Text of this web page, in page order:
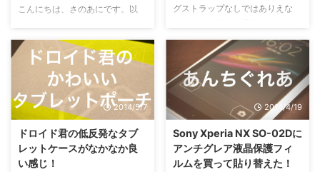
面上部。 電源ボタン、音量ボタ
用いたガラス ...
イク、イヤホン側。 背面。 カメ
ています。 試しにリングストラ
ップを ...
こんにちは、さのあにです。以
レビュー記事と、リングストラッ
プに関する記事を書きました。今
回はその背面フィルムの紹介で
す。 Xperia Z Ultra（SOL24）の
背面フィルム ラスタバナナから
販売されている背面デザインフィ
ルムです。ちなみにチェック柄を
貼り付けています。 このXperia
Z Ultraの背面フィルムですが、
人気があるのかないのか、お店で
グストラップなしではありえな
で。 使用しているものは500円
程度で秋葉原ヨドバシカメラで購
入しましたが、アマゾンでも販売
しているようです。 このリング
ストラップがなければ片手持ちで
操作は正直無理です。 右手小指
にリングストラップをつけている
様子。 とりあえず、でかい端末
はストラップなしでは持ち歩きが
2014/5/7
ドロイド君の低反発なタブ
レットケースがなかなか良
い感じ！
2014/4/19
Sony Xperia NX SO-02Dに
アンチグレア液晶保護フィ
ルムを買って貼り替えた！